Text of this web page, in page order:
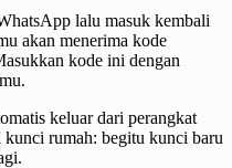
lalu masuk kembali
akan menerima kode
kode ini dengan
keluar dari perangkat
rumah: begitu kunci baru